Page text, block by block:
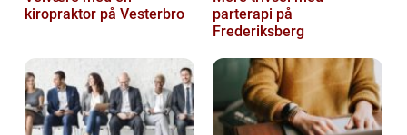
kiropraktor på Vesterbro
parterapi på
Frederiksberg